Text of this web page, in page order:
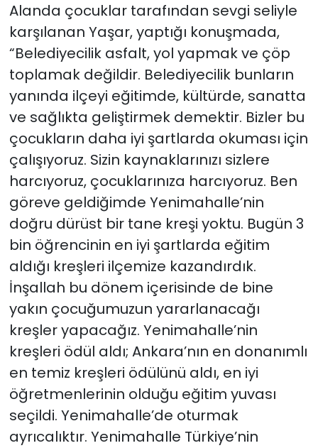
Alanda çocuklar tarafından sevgi seliyle
karşılanan Yaşar, yaptığı konuşmada,
“Belediyecilik asfalt, yol yapmak ve çöp
toplamak değildir. Belediyecilik bunların
yanında ilçeyi eğitimde, kültürde, sanatta
ve sağlıkta geliştirmek demektir. Bizler bu
çocukların daha iyi şartlarda okuması için
çalışıyoruz. Sizin kaynaklarınızı sizlere
harcıyoruz, çocuklarınıza harcıyoruz. Ben
göreve geldiğimde Yenimahalle’nin
doğru dürüst bir tane kreşi yoktu. Bugün 3
bin öğrencinin en iyi şartlarda eğitim
aldığı kreşleri ilçemize kazandırdık.
İnşallah bu dönem içerisinde de bine
yakın çocuğumuzun yararlanacağı
kreşler yapacağız. Yenimahalle’nin
kreşleri ödül aldı; Ankara’nın en donanımlı
en temiz kreşleri ödülünü aldı, en iyi
öğretmenlerinin olduğu eğitim yuvası
seçildi. Yenimahalle’de oturmak
ayrıcalıktır. Yenimahalle Türkiye’nin